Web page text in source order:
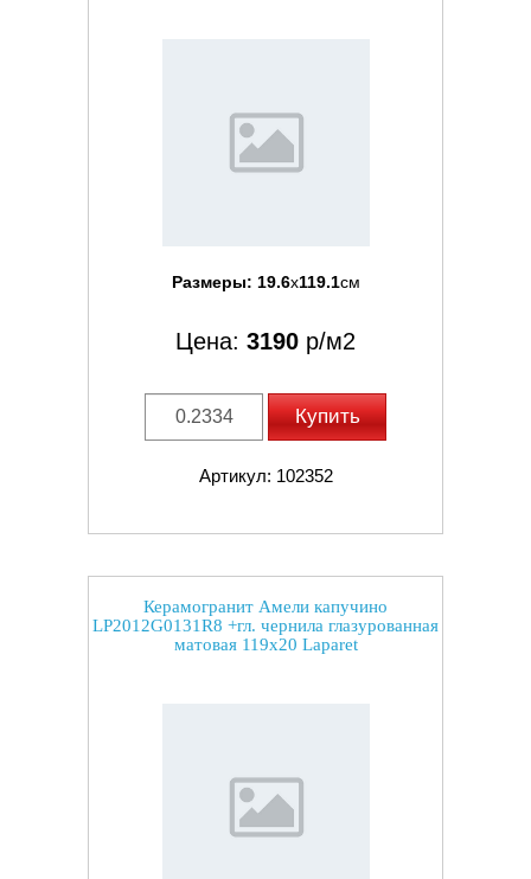
Размеры: 19.6x119.1см
Цена: 3190 р/м2
Купить
Артикул: 102352
Керамогранит Амели капучино
LP2012G0131R8 +гл. чернила глазурованная
матовая 119x20 Laparet